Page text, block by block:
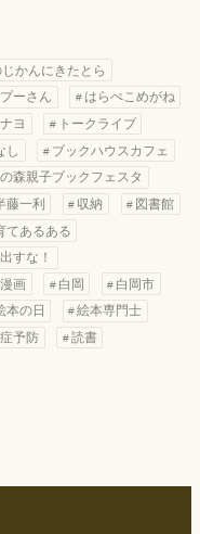
かんにきたとら
ーさん
はらぺこめがね
ヨ
トークライブ
し
ブックハウスカフェ
森親子ブックフェスタ
藤一利 収納
図書館
てあるある
すな！
漫画 白岡
白岡市
本の日
絵本専門士
予防
読書